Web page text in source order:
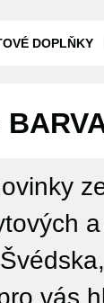
DOPLŇKY
vás